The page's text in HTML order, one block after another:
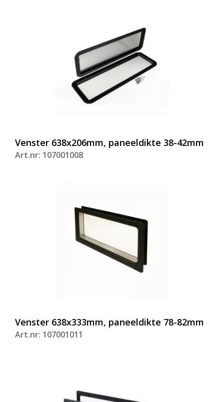
Venster 638x206mm, paneeldikte 38-42mm
Art.nr: 107001008
Venster 638x333mm, paneeldikte 78-82mm
Art.nr: 107001011